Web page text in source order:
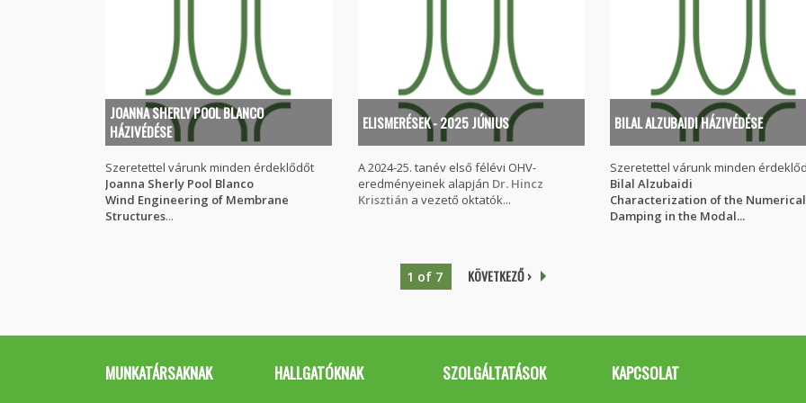
JOANNA SHERLY POOL BLANCO
HÁZIVÉDÉSE
Szeretettel várunk minden érdeklődőt
Joanna Sherly Pool Blanco
Wind Engineering of Membrane
Structures...
ELISMERÉSEK - 2025 JÚNIUS
A 2024-25. tanév első félévi OHV-
eredményeinek alapján Dr. Hincz
Krisztián a vezető oktatók...
BILAL ALZUBAIDI HÁZIVÉDÉSE
Szeretettel várunk minden
Bilal Alzubaidi
Characterization of the Numerical
Damping in the Modal...
1 of 7 KÖVETKEZŐ ›
MUNKATÁRSAKNAK HALLGATÓKNAK SZOLGÁLTATÁSOK KAPCSOLAT